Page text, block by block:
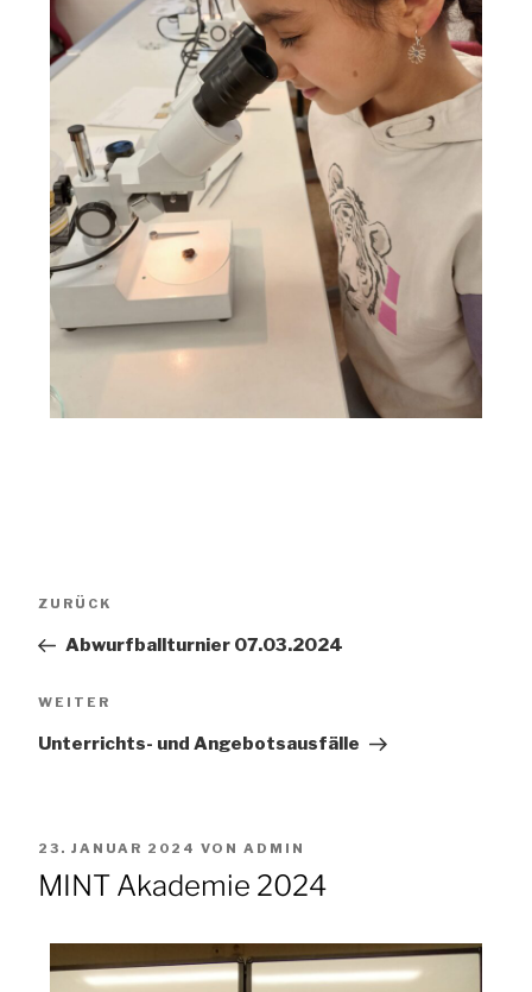
ZURÜCK
Abwurfballturnier 07.03.2024
WEITER
Unterrichts- und Angebotsausfälle
23. JANUAR 2024 VON ADMIN
MINT Akademie 2024